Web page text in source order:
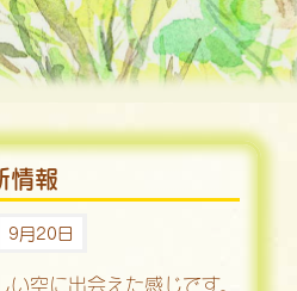
情報
9月20日
空に出会えた感じです。